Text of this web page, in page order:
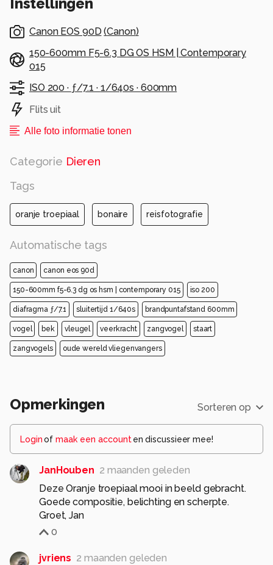
Instellingen
Canon EOS 90D (Canon)
150-600mm F5-6.3 DG OS HSM | Contemporary
015
ISO 200 · ƒ/7.1 · 1/640s · 600mm
Flits uit
Alle foto informatie tonen
Categorie Dieren
Tags
oranje troepiaal bonaire reisfotografie
Automatische tags
canon canon eos 90d
150-600mm f5-6.3 dg os hsm | contemporary 015 iso 200
diafragma ƒ/7.1 sluitertijd 1/640s brandpuntafstand 600mm
vogel bek vleugel veerkracht zangvogel staart
zangvogels oude wereld vliegenvangers
Opmerkingen Sorteren op
Loginof maak een account en discussieer mee!
JanHouben 2 maanden geleden
Deze Oranje troepiaal mooi in beeld gebracht.
Goede compositie, belichting en scherpte.
Groet, Jan
0
jvriens 2 maanden geleden